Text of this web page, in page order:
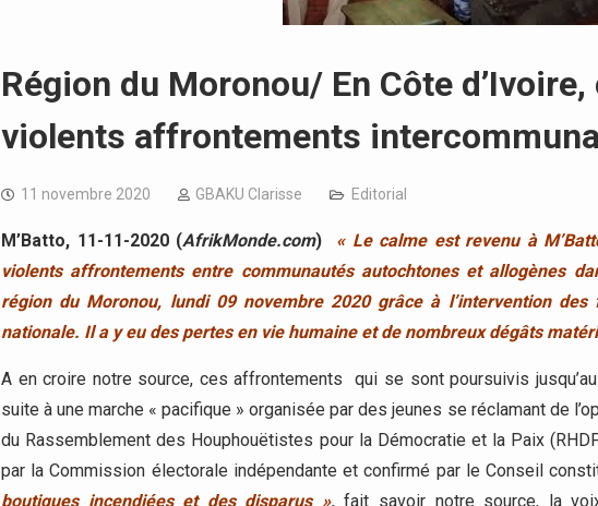
Région du Moronou/ En Côte
violents affrontements
11 novembre 2020 GBAKU Clarisse Editorial
M’Batto, 11-11-2020 (AfrikMonde.com) « Le calme est revenu à
violents affrontements entre communautés autochtones et allogènes
région du Moronou, lundi 09 novembre 2020 grâce à l’intervention
nationale. Il a y eu des pertes en vie humaine et de nombreux dégâts
A en croire notre source, ces affrontements qui se sont poursuivis
suite à une marche « pacifique » organisée par des jeunes se réclamant de
du Rassemblement des Houphouëtistes pour la Démocratie et la Paix
par la Commission électorale indépendante et confirmé par le Conseil
boutiques incendiées et des disparus »,fait savoir notre source, la